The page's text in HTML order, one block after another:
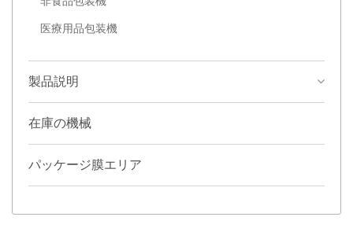
医療用品包装機
製品説明
在庫の機械
パッケージ膜エリア